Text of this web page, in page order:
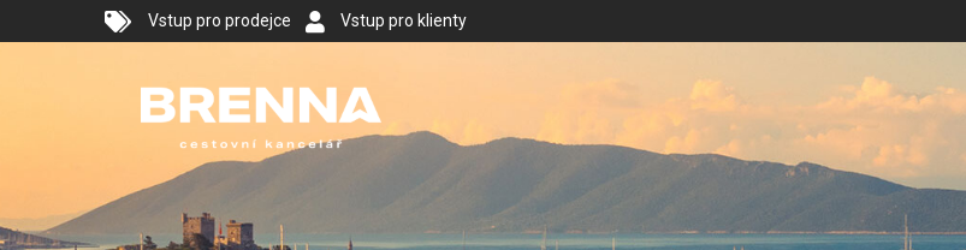
Vstup pro prodejce Vstup pro klienty